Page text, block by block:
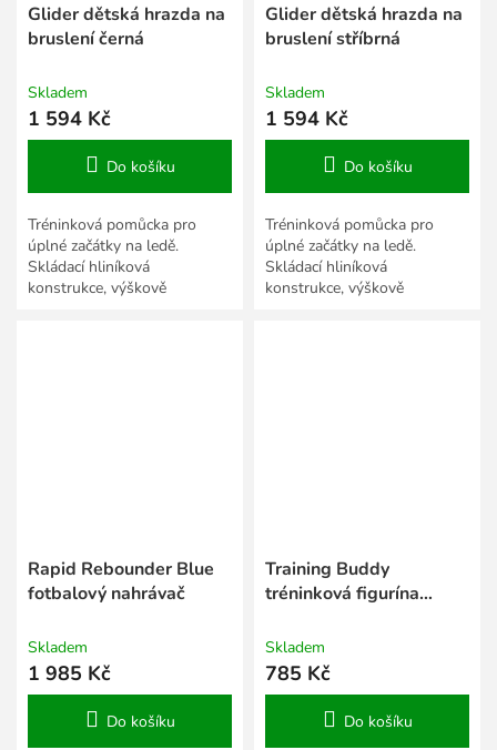
Glider dětská hrazda na
bruslení černá
Skladem
1 594 Kč
Do košíku
Tréninková pomůcka pro
úplné začátky na ledě.
Skládací hliníková
konstrukce, výškově
Glider dětská hrazda na
bruslení stříbrná
Skladem
1 594 Kč
Do košíku
Tréninková pomůcka pro
úplné začátky na ledě.
Skládací hliníková
konstrukce, výškově
Rapid Rebounder Blue
fotbalový nahrávač
Skladem
1 985 Kč
Do košíku
Training Buddy
tréninková figurína
Skladem
785 Kč
Do košíku